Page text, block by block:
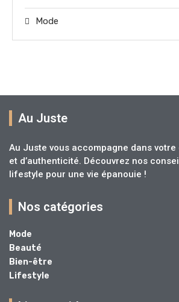
Mode
Au Juste
Au Juste vous accompagne dans
et d’authenticité. Découvrez nos
lifestyle pour une vie épanouie !
Nos catégories
Mode
Beauté
Bien-être
Lifestyle